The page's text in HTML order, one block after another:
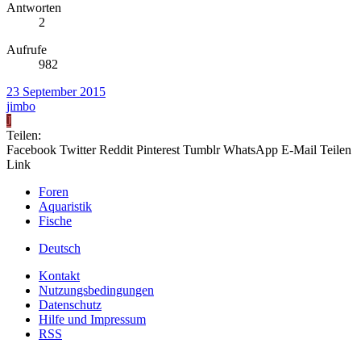
Antworten
2
Aufrufe
982
23 September 2015
jimbo
J
Teilen:
Facebook Twitter Reddit Pinterest Tumblr WhatsApp E-Mail Teilen
Link
Foren
Aquaristik
Fische
Deutsch
Kontakt
Nutzungsbedingungen
Datenschutz
Hilfe und Impressum
RSS